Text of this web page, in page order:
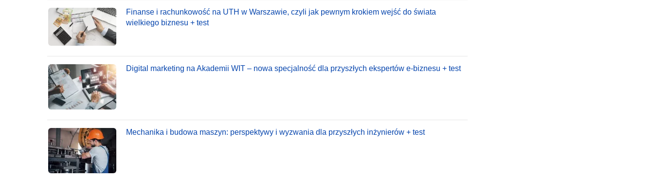
Finanse i rachunkowość na UTH w Warszawie, czyli jak pewnym krokiem wejść do świata
wielkiego biznesu + test
Digital marketing na Akademii WIT – nowa specjalność dla przyszłych ekspertów e-biznesu + test
Mechanika i budowa maszyn: perspektywy i wyzwania dla przyszłych inżynierów + test